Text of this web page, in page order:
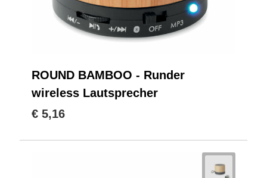
ROUND BAMBOO - Runder
wireless Lautsprecher
€ 5,16